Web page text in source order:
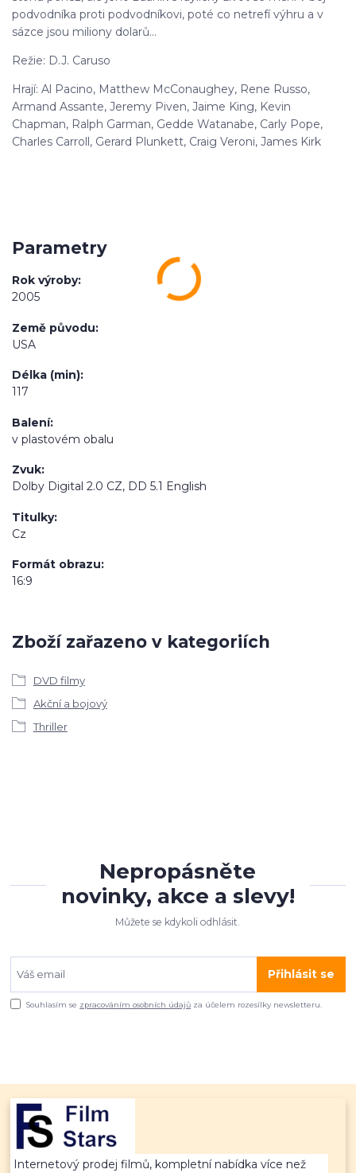
podvodníka proti podvodníkovi, poté co netrefí výhru a v
sázce jsou miliony dolarů...
Režie: D.J. Caruso
Hrají: Al Pacino, Matthew McConaughey, Rene Russo,
Armand Assante, Jeremy Piven, Jaime King, Kevin
Chapman, Ralph Garman, Gedde Watanabe, Carly Pope,
Charles Carroll, Gerard Plunkett, Craig Veroni, James Kirk
Parametry
Rok výroby
2005
Země původu
USA
Délka (min)
117
Balení
v plastovém obalu
Zvuk
Dolby Digital 2.0 CZ, DD 5.1 English
Titulky
Cz
Formát obrazu
16:9
Zboží zařazeno v kategoriích
DVD filmy
Akční a bojový
Thriller
Nepropásněte
novinky, akce a slevy!
Můžete se kdykoli odhlásit.
Přihlásit se
Souhlasím se zpracováním osobních údajů za účelem rozesílky newsletteru.
Internetový prodej filmů, kompletní nabídka více než